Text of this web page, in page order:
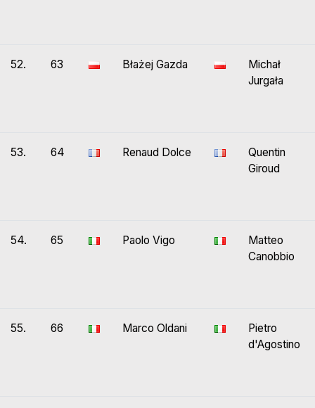
52. 63 Błażej Gazda
Michał
Jurgała
53. 64 Renaud Dolce
Quentin
Giroud
54. 65 Paolo Vigo
Matteo
Canobbio
55. 66 Marco Oldani
Pietro
d'Agostino